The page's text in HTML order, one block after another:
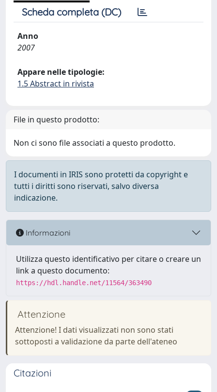
Scheda completa (DC)
Anno
2007
Appare nelle tipologie:
1.5 Abstract in rivista
File in questo prodotto:
Non ci sono file associati a questo prodotto.
I documenti in IRIS sono protetti da copyright e
tutti i diritti sono riservati, salvo diversa
indicazione.
Informazioni
Utilizza questo identificativo per citare o creare un
link a questo documento:
https://hdl.handle.net/11564/363490
Attenzione
Attenzione! I dati visualizzati non sono stati
sottoposti a validazione da parte dell'ateneo
Citazioni